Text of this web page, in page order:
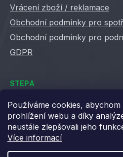
Používáme cookies,
prohlížení webu a díky
neustále zlepšovali jeho
Více informací
Vrácení zboží / reklamace
Obchodní podmínky pro
Obchodní podmínky pro
GDPR
STEPA
Kontakty
Kariéra ve Stepě
Věrnostní slevy